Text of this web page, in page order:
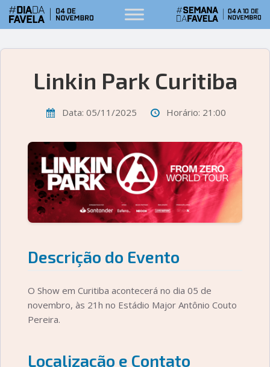
Linkin Park Curitiba
Data: 05/11/2025 Horário: 21:00
Descrição do Evento
O Show em Curitiba acontecerá no dia 05 de
novembro, às 21h no Estádio Major Antônio Couto
Pereira.
Localização e Contato